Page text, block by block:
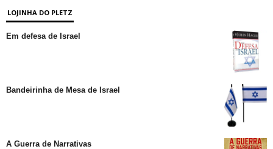
LOJINHA DO PLETZ
Em defesa de Israel
Bandeirinha de Mesa de Israel
A Guerra de Narrativas